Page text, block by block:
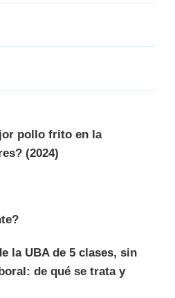
pollo frito en la
(2024)
la UBA de 5 clases, sin
de qué se trata y